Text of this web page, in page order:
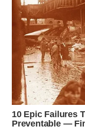
WAHANA
TV
WAHANANEWS
ID
WAHANANEWS
CO ID